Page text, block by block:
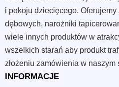
i pokoju dziecięcego.
dębowych, narożniki
wiele innych produktów w
wszelkich starań aby produkt
złożeniu zamówienia w naszym
INFORMACJE